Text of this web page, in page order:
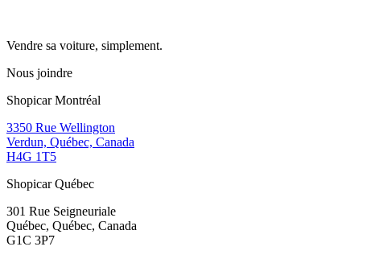
Vendre sa voiture, simplement.
Nous joindre
Shopicar Montréal
3350 Rue Wellington
Verdun, Québec, Canada
H4G 1T5
Shopicar Québec
301 Rue Seigneuriale
Québec, Québec, Canada
G1C 3P7